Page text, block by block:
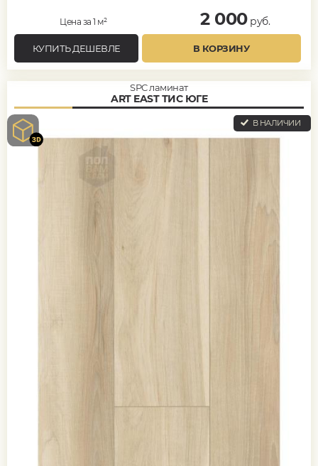
Цена за 1 м² 2 000руб.
КУПИТЬ ДЕШЕВЛЕ В КОРЗИНУ
SPC ламинат
ART EAST ТИС ЮГЕ
В НАЛИЧИИ